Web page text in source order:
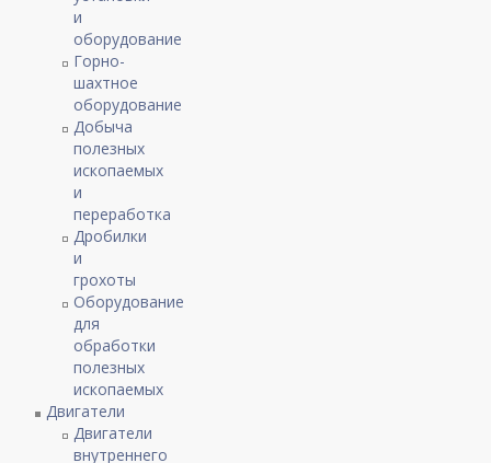
и
оборудование
Горно-
шахтное
оборудование
Добыча
полезных
ископаемых
и
переработка
Дробилки
и
грохоты
Оборудование
для
обработки
полезных
ископаемых
Двигатели
Двигатели
внутреннего